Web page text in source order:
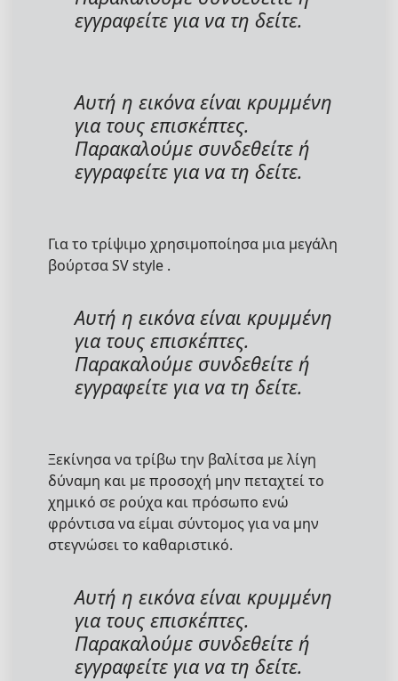
εγγραφείτε για να τη δείτε.
Αυτή η εικόνα είναι κρυμμένη
για τους επισκέπτες.
Παρακαλούμε συνδεθείτε ή
εγγραφείτε για να τη δείτε.
Για το τρίψιμο χρησιμοποίησα μια μεγάλη
βούρτσα SV style .
Αυτή η εικόνα είναι κρυμμένη
για τους επισκέπτες.
Παρακαλούμε συνδεθείτε ή
εγγραφείτε για να τη δείτε.
Ξεκίνησα να τρίβω την βαλίτσα με λίγη
δύναμη και με προσοχή μην πεταχτεί το
χημικό σε ρούχα και πρόσωπο ενώ
φρόντισα να είμαι σύντομος για να μην
στεγνώσει το καθαριστικό.
Αυτή η εικόνα είναι κρυμμένη
για τους επισκέπτες.
Παρακαλούμε συνδεθείτε ή
εγγραφείτε για να τη δείτε.